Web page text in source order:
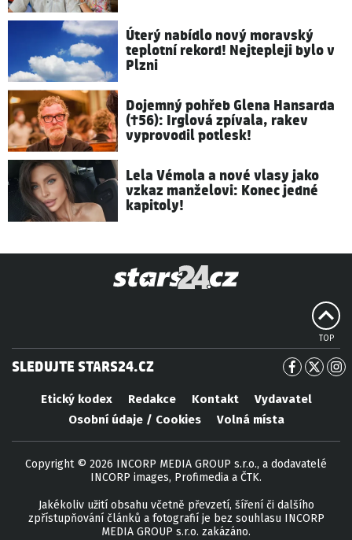
Úterý nabídlo nový moravský
teplotní rekord! Nejtepleji bylo v
Plzni
Dojemný pohřeb Glena Hansarda
(†56): Irglová zpívala, rakev
vyprovodil potlesk!
Lela Vémola a nové vlasy jako
vzkaz manželovi: Konec jedné
kapitoly!
TOP
SLEDUJTE STARS24.CZ
Etický kodex Redakce Kontakt
Vydavatel
Osobní údaje / Cookies
Volná místa
Copyright © 2026 INCORP MEDIA GROUP s.r.o., a dodavatelé
INCORP images, Profimedia a ČTK.
Jakékoliv užití obsahu včetně převzetí, šíření či dalšího
zpřístupňování článků a fotografií je bez souhlasu INCORP
MEDIA GROUP s.r.o. zakázáno.